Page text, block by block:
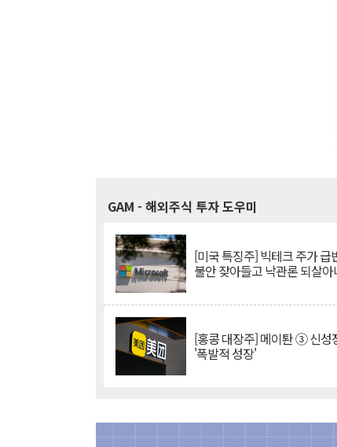
GAM - 해외주식 투자 도우미
[미국 특징주] 빅테크 주가 급
불안 잦아들고 낙관론 되살아
[홍콩 대장주] 메이퇀 ③ 신성
'폭발적 성장'